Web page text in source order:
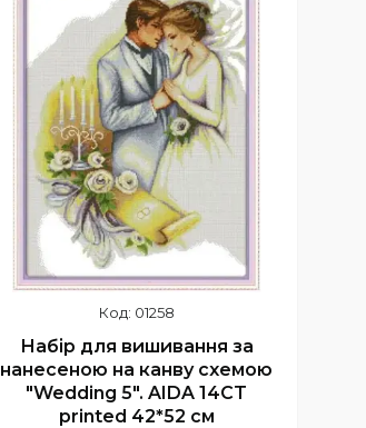
01258
Набір для вишивання за
нанесеною на канву схемою
"Wedding 5". AIDA 14CT
printed 42*52 см